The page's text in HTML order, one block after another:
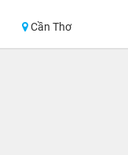
Cần Thơ